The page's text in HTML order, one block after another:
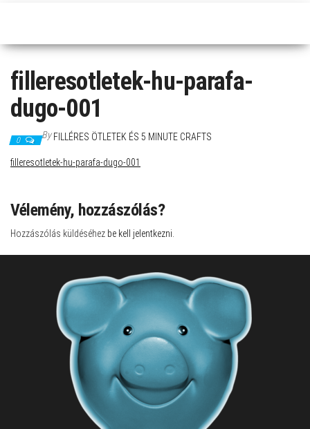
filleresotletek-hu-parafa-
dugo-001
0 By FILLÉRES ÖTLETEK ÉS 5 MINUTE CRAFTS
filleresotletek-hu-parafa-dugo-001
Vélemény, hozzászólás?
Hozzászólás küldéséhez be kell jelentkezni.